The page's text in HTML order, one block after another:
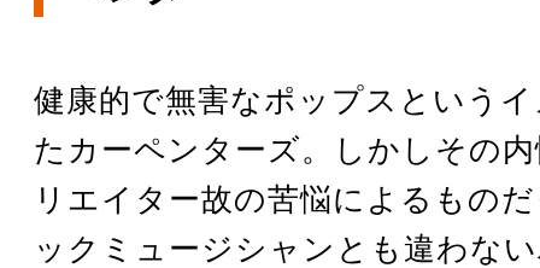
健康的で無害なポップスという
たカーペンターズ。しかしその
リエイター故の苦悩によるもの
ックミュージシャンとも違わな